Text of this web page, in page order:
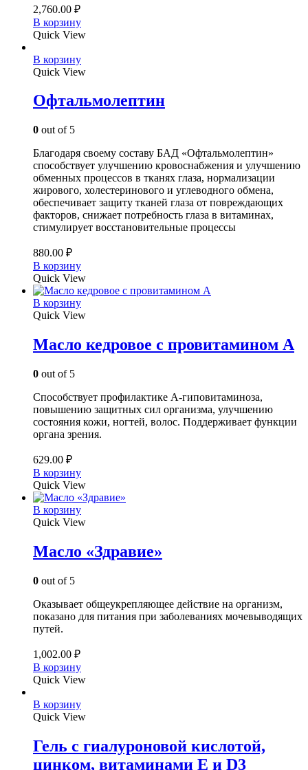
2,760.00 ₽
В корзину
Quick View
В корзину
Quick View
Офтальмолептин
0 out of 5
Благодаря своему составу БАД «Офтальмолептин»
способствует улучшению кровоснабжения и улучшению
обменных процессов в тканях глаза, нормализации
жирового, холестеринового и углеводного обмена,
обеспечивает защиту тканей глаза от повреждающих
факторов, снижает потребность глаза в витаминах,
стимулирует восстановительные процессы
880.00 ₽
В корзину
Quick View
В корзину
Quick View
Масло кедровое с провитамином А
0 out of 5
Способствует профилактике А-гиповитаминоза,
повышению защитных сил организма, улучшению
состояния кожи, ногтей, волос. Поддерживает функции
органа зрения.
629.00 ₽
В корзину
Quick View
В корзину
Quick View
Масло «Здравие»
0 out of 5
Оказывает общеукрепляющее действие на организм,
показано для питания при заболеваниях мочевыводящих
путей.
1,002.00 ₽
В корзину
Quick View
В корзину
Quick View
Гель с гиалуроновой кислотой,
цинком, витаминами Е и D3